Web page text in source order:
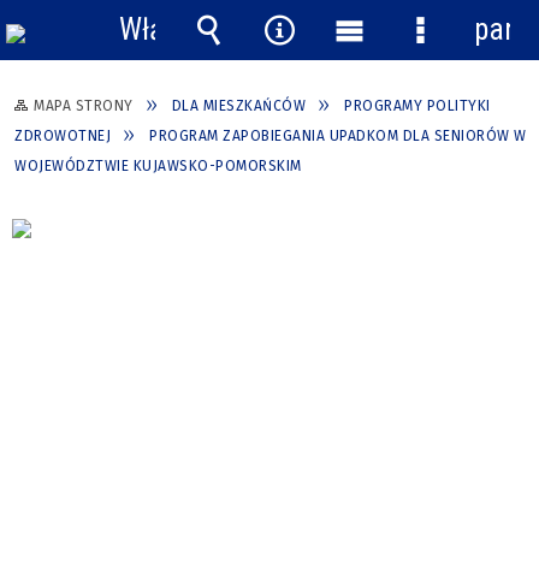
MAPA STRONY DLA MIESZKAŃCÓW
PROGRAMY POLITYKI
ZDROWOTNEJ
PROGRAM ZAPOBIEGANIA UPADKOM DLA SENIORÓW W
WOJEWÓDZTWIE KUJAWSKO-POMORSKIM
Włącz
powiadomienia
Wyszukiwarka
Narzędzia
Menu
główne
Menu
panel